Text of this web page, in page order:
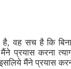
वह सच है कि
प्रयास करना
इसलिये मैंने प्रयास